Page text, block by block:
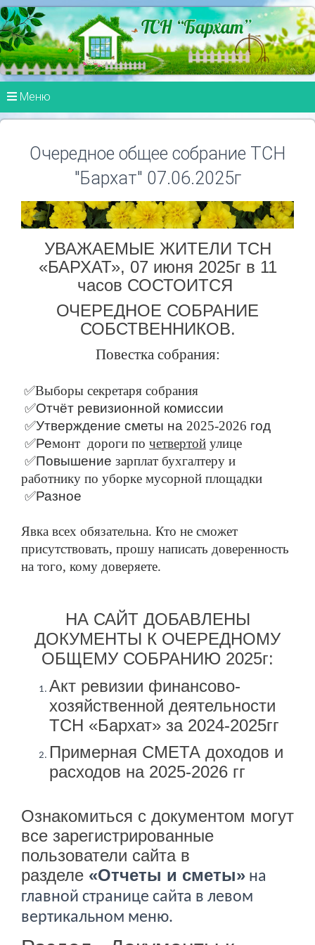
Меню
Очередное общее собрание ТСН
"Бархат" 07.06.2025г
УВАЖАЕМЫЕ ЖИТЕЛИ ТСН
«БАРХАТ», 07 июня 2025г в 11
часов СОСТОИТСЯ
ОЧЕРЕДНОЕ СОБРАНИЕ
СОБСТВЕННИКОВ.
Повестка собрания:
✅Выборы секретаря собрания
✅Отчёт ревизионной комиссии
✅Утверждение сметы на 2025-2026 год
✅Ремонт дороги по четвертой улице
✅Повышение зарплат бухгалтеру и
работнику по уборке мусорной площадки
✅Разное
Явка всех обязательна. Кто не сможет
присутствовать, прошу написать доверенность
на того, кому доверяете.
НА САЙТ ДОБАВЛЕНЫ
ДОКУМЕНТЫ К ОЧЕРЕДНОМУ
ОБЩЕМУ СОБРАНИЮ 2025г:
Акт ревизии финансово-
хозяйственной деятельности
ТСН «Бархат» за 2024-2025гг
Примерная СМЕТА доходов и
расходов на 2025-2026 гг
Ознакомиться с документом могут
все зарегистрированные
пользователи сайта в
разделе «Отчеты и сметы» на
главной странице сайта в левом
вертикальном меню.